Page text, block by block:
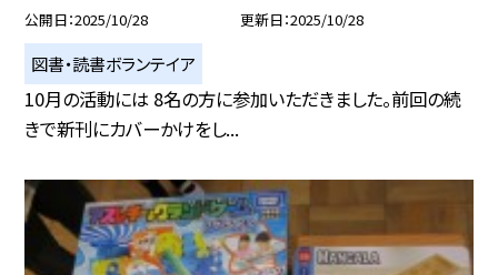
公開日 2025/10/28 更新日 2025/10/28
図書・読書ボランテイア
10月の活動には 8名の方に参加いただきました。前回の続
きで新刊にカバーかけをし...